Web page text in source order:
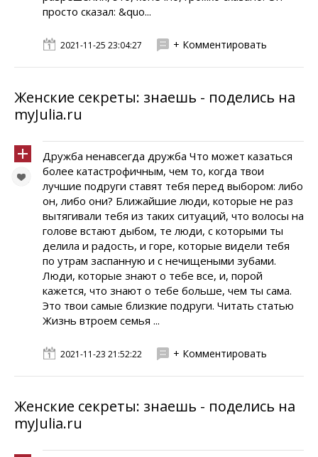
просто сказал: &quo...
2021-11-25 23:04:27 + Комментировать
Женские секреты: знаешь - поделись на
myJulia.ru
Дружба ненавсегда дружба Что может казаться
более катастрофичным, чем то, когда твои
лучшие подруги ставят тебя перед выбором: либо
он, либо они? Ближайшие люди, которые не раз
вытягивали тебя из таких ситуаций, что волосы на
голове встают дыбом, те люди, с которыми ты
делила и радость, и горе, которые видели тебя
по утрам заспанную и с нечищеными зубами.
Люди, которые знают о тебе все, и, порой
кажется, что знают о тебе больше, чем ты сама.
Это твои самые близкие подруги. Читать статью
Жизнь втроем семья ...
2021-11-23 21:52:22 + Комментировать
Женские секреты: знаешь - поделись на
myJulia.ru